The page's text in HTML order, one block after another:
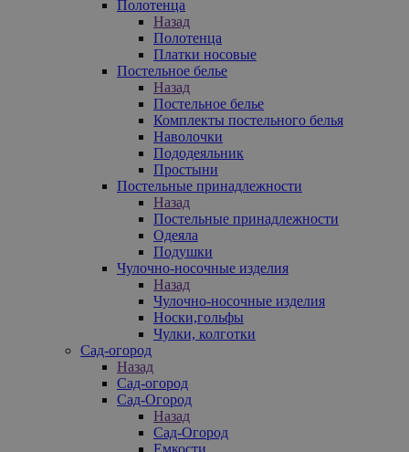
Полотенца
Назад
Полотенца
Платки носовые
Постельное белье
Назад
Постельное белье
Комплекты постельного белья
Наволочки
Пододеяльник
Простыни
Постельные принадлежности
Назад
Постельные принадлежности
Одеяла
Подушки
Чулочно-носочные изделия
Назад
Чулочно-носочные изделия
Носки,гольфы
Чулки, колготки
Сад-огород
Назад
Сад-огород
Сад-Огород
Назад
Сад-Огород
Емкости